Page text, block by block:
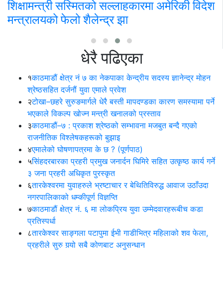
सस्मितको सल्लाहकारमा अमेरिकी विदेश
फेलो शैलेन्द्र झा
धेरै पढिएका
१काठमाडौं क्षेत्र नं ७ का नेकपाका केन्द्रीय सदस्य ज्ञानेन्द्र मोहन
श्रेष्ठसहित दर्जनौं युवा एमाले प्रवेश
२टोखा–छहरे सुरुङमार्गले धेरै बस्ती मापदण्डका कारण समस्यामा पर्ने
भएकाले विकल्प खोज्न मन्त्री खनालको प्रस्ताव
३काठमाडौं–७ : प्रकाश श्रेष्ठको सम्भावना मजबुत बन्दै गएको
राजनीतिक विश्लेषकहरूको बुझाइ
४एमालेको घोषणापत्रमा के छ ? (पूर्णपाठ)
५सिंहदरबारका प्रहरी प्रमुख जनार्दन घिमिरे सहित उत्कृष्ठ कार्य गर्ने
३ जना प्रहरी अधिकृत पुरस्कृत
६तारकेश्वरमा युवाहरुले भ्रष्टाचार र बेथितिविरुद्ध आवाज उठाँउदा
नगरपालिकाको धम्कीपूर्ण विज्ञप्ति
७काठमाडौं क्षेत्र नं. ६ मा लोकप्रिय युवा उम्मेदवारहरूबीच कडा
प्रतिस्पर्धा
८तारकेश्वर साङ्गला पटापुमा ईभी गाडीभित्र महिलाको शव फेला,
प्रहरीले सुरु गर्‍यो सबै कोणबाट अनुसन्धान